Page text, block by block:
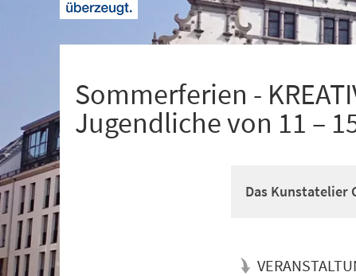
Sommerferien -
Jugendliche von 11 –
Das Kunstatelier